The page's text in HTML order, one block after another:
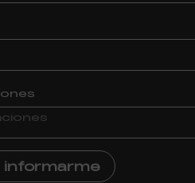
informarme